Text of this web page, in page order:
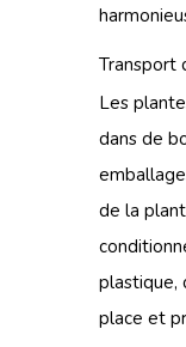
Transport
Les
dans de
de la
plastique,
place et